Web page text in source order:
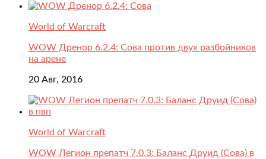
World of Warcraft
WOW Дренор 6.2.4: Сова против двух разбойников
на арене
20 Авг, 2016
World of Warcraft
WOW Легион препатч 7.0.3: Баланс Друид (Сова) в